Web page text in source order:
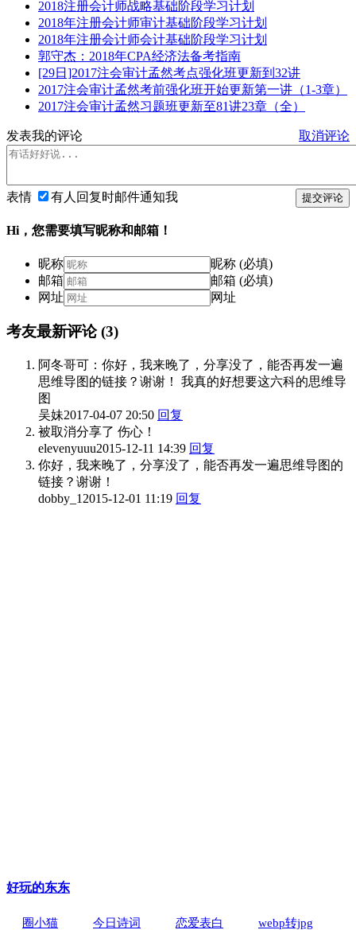
2018注册会计师战略基础阶段学习计划
2018年注册会计师审计基础阶段学习计划
2018年注册会计师会计基础阶段学习计划
郭守杰：2018年CPA经济法备考指南
[29日]2017注会审计孟然考点强化班更新到32讲
2017注会审计孟然考前强化班开始更新第一讲（1-3章）
2017注会审计孟然习题班更新至81讲23章（全）
发表我的评论 取消评论
提交评论
表情 有人回复时邮件通知我
Hi，您需要填写昵称和邮箱！
昵称
昵称 (必填)
邮箱
邮箱 (必填)
网址
网址
考友最新评论(3)
阿冬哥可：你好，我来晚了，分享没了，能否再发一遍
思维导图的链接？谢谢！ 我真的好想要这六科的思维导
图
吴妹2017-04-07 20:50 回复
被取消分享了 伤心！
elevenyuuu2015-12-11 14:39 回复
你好，我来晚了，分享没了，能否再发一遍思维导图的
链接？谢谢！
dobby_1 2015-12-01 11:19 回复
好玩的东东
圈小猫 今日诗词 恋爱表白 webp转jpg